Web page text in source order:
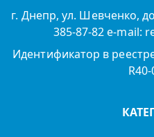
г. Днепр, ул. Шевченко,
385-87-82 e-mail:
Идентификатор в